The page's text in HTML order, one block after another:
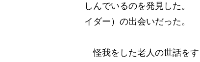
しんでいるのを発見した。
イダー）の出会いだった。
怪我をした老人の世話をす